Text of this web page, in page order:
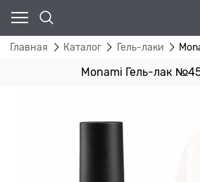
Главная Каталог Гель-лаки
Monami Гель-лак